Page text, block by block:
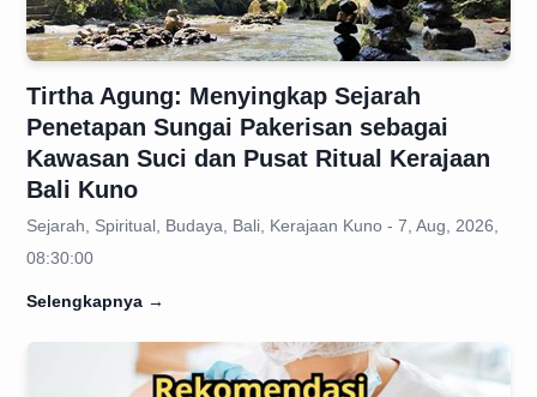
Tirtha Agung: Menyingkap Sejarah
Penetapan Sungai Pakerisan sebagai
Kawasan Suci dan Pusat Ritual Kerajaan
Bali Kuno
Sejarah, Spiritual, Budaya, Bali, Kerajaan Kuno - 7, Aug, 2026,
08:30:00
Selengkapnya →